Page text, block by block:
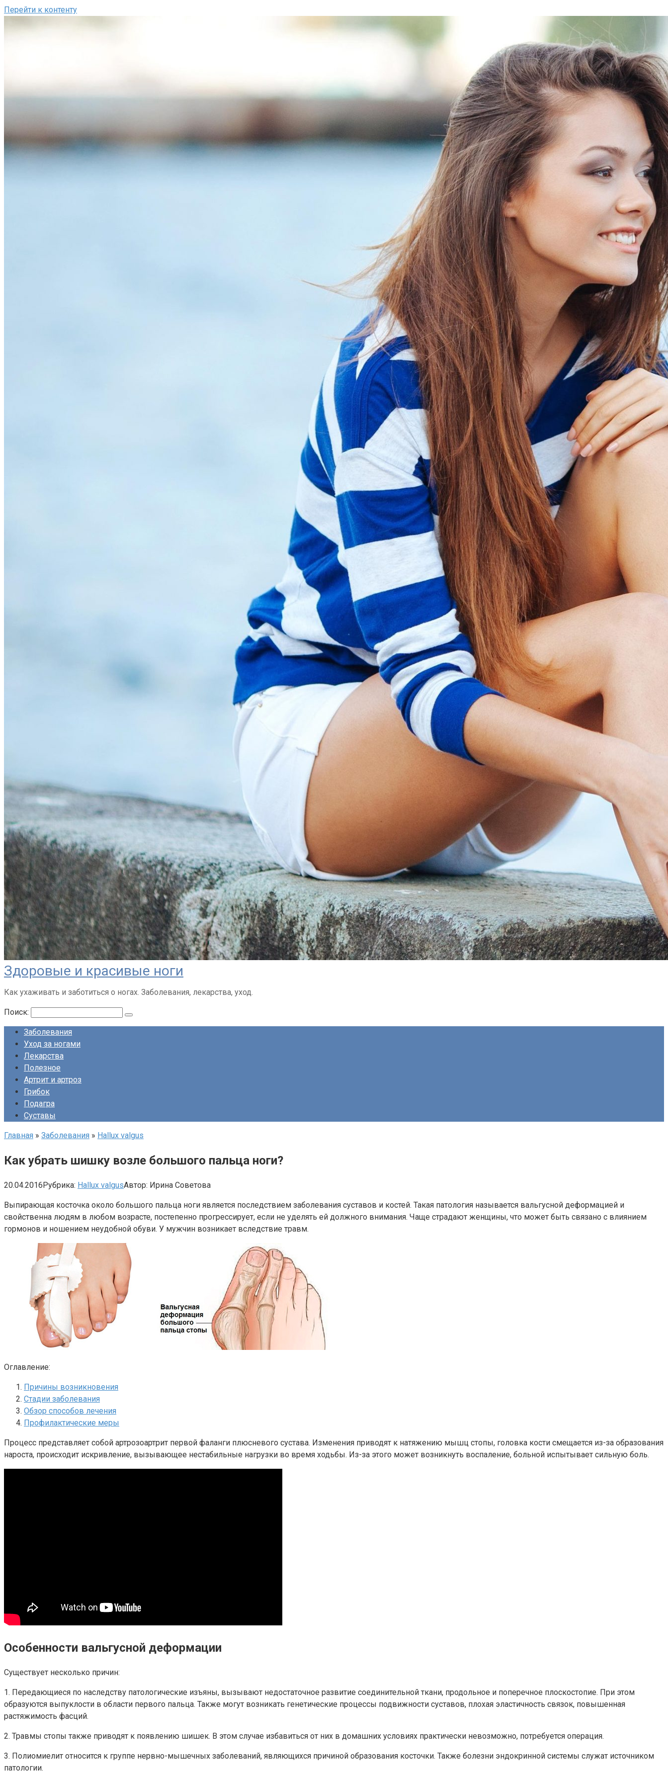
Перейти к контенту
Здоровые и красивые ноги
Как ухаживать и заботиться о ногах. Заболевания, лекарства, уход.
Поиск:
Заболевания
Уход за ногами
Лекарства
Полезное
Артрит и артроз
Грибок
Подагра
Суставы
Главная » Заболевания » Hallux valgus
Как убрать шишку возле большого пальца ноги?
20.04.2016Рубрика: Hallux valgusАвтор: Ирина Советова
Выпирающая косточка около большого пальца ноги является последствием заболевания суставов и костей. Такая патология называется вальгусной деформацией и
свойственна людям в любом возрасте, постепенно прогрессирует, если не уделять ей должного внимания. Чаще страдают женщины, что может быть связано с влиянием
гормонов и ношением неудобной обуви. У мужчин возникает вследствие травм.
Оглавление:
Причины возникновения
Стадии заболевания
Обзор способов лечения
Профилактические меры
Процесс представляет собой артрозоартрит первой фаланги плюсневого сустава. Изменения приводят к натяжению мышц стопы, головка кости смещается из-за образования
нароста, происходит искривление, вызывающее нестабильные нагрузки во время ходьбы. Из-за этого может возникнуть воспаление, больной испытывает сильную боль.
Особенности вальгусной деформации
Существует несколько причин:
1. Передающиеся по наследству патологические изъяны, вызывают недостаточное развитие соединительной ткани, продольное и поперечное плоскостопие. При этом
образуются выпуклости в области первого пальца. Также могут возникать генетические процессы подвижности суставов, плохая эластичность связок, повышенная
растяжимость фасций.
2. Травмы стопы также приводят к появлению шишек. В этом случае избавиться от них в домашних условиях практически невозможно, потребуется операция.
3. Полиомиелит относится к группе нервно-мышечных заболеваний, являющихся причиной образования косточки. Также болезни эндокринной системы служат источником
патологии.